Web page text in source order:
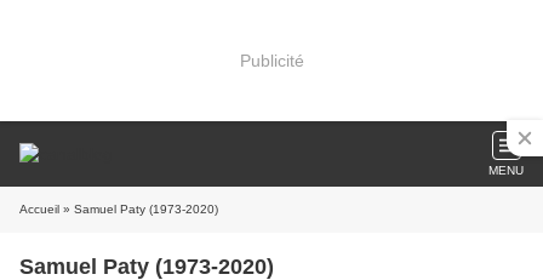
Publicité
MENU
Accueil » Samuel Paty (1973-2020)
Samuel Paty (1973-2020)